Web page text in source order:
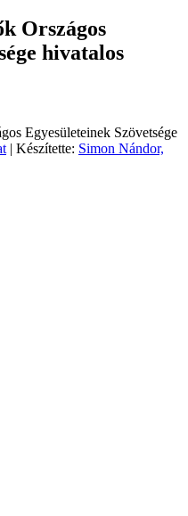
Országos
hivatalos
Egyesületeinek Szövetsége
| Készítette: Simon Nándor,